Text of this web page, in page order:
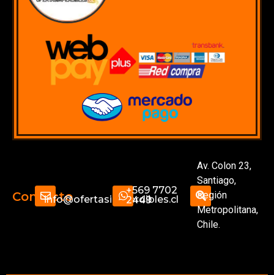
Contactoinfo@ofertasimperdibles.cl
+569 7702
2449
Av. Colon 23,
Santiago,
Región
Metropolitana,
Chile.